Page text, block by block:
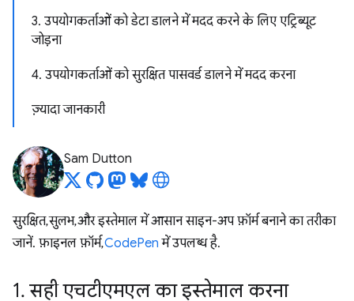
3. उपयोगकर्ताओं को डेटा डालने में मदद करने के लिए एट्रिब्यूट
जोड़ना
4. उपयोगकर्ताओं को सुरक्षित पासवर्ड डालने में मदद करना
ज़्यादा जानकारी
Sam Dutton
सुरक्षित, सुलभ, और इस्तेमाल में आसान साइन-अप फ़ॉर्म बनाने का तरीका
जानें. फ़ाइनल फ़ॉर्म,CodePen में उपलब्ध है.
1. सही एचटीएमएल का इस्तेमाल करना